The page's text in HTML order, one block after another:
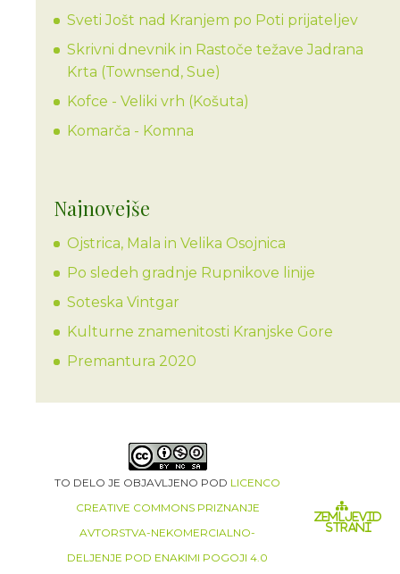
Sveti Jošt nad Kranjem po Poti prijateljev
Skrivni dnevnik in Rastoče težave Jadrana
Krta (Townsend, Sue)
Kofce - Veliki vrh (Košuta)
Komarča - Komna
Najnovejše
Ojstrica, Mala in Velika Osojnica
Po sledeh gradnje Rupnikove linije
Soteska Vintgar
Kulturne znamenitosti Kranjske Gore
Premantura 2020
TO DELO JE OBJAVLJENO POD LICENCO
CREATIVE COMMONS PRIZNANJE
AVTORSTVA-NEKOMERCIALNO-
DELJENJE POD ENAKIMI POGOJI 4.0
ZEMLJEVID
STRANI